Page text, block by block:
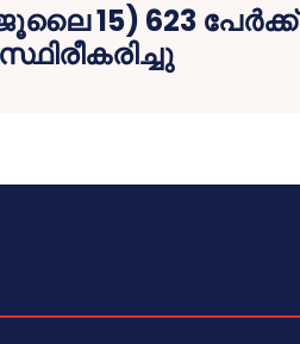
15) 623 പേർക്ക്